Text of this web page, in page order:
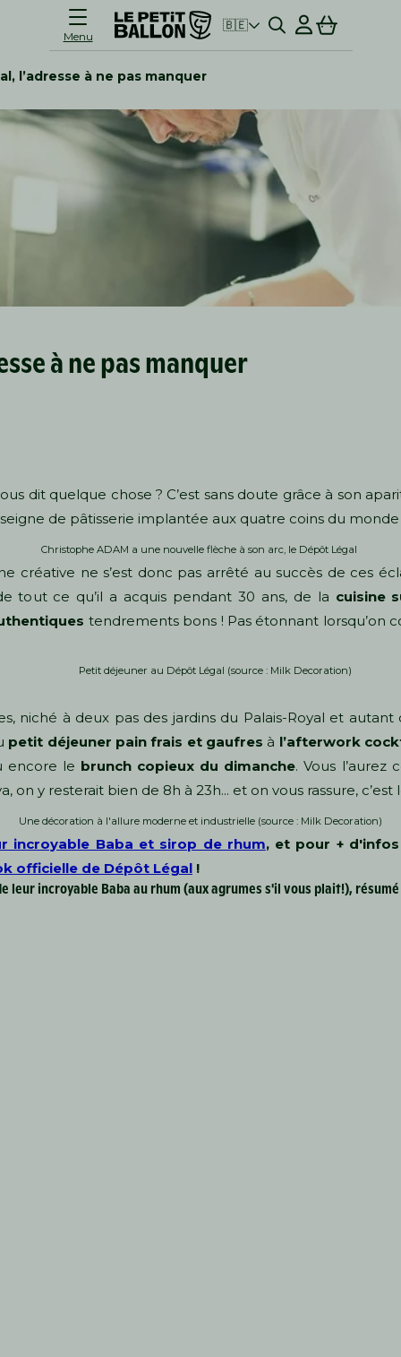
Menu
🇧🇪 Connexion
Panier
l’adresse à ne pas manquer
à ne pas manquer
dit quelque chose ? C’est sans doute grâce à son
de pâtisserie implantée aux quatre coins du monde
Christophe ADAM a une nouvelle flèche à son arc, le Dépôt Légal
créative ne s’est donc pas arrêté au succès de ces
tout ce qu’il a acquis pendant 30 ans, de la cuisine
tendrements bons ! Pas étonnant lorsqu’on
Petit déjeuner au Dépôt Légal (source : Milk Decoration)
niché à deux pas des jardins du Palais-Royal et
petit déjeuner pain frais et gaufres à l’afterwork
le brunch copieux du dimanche. Vous l’aurez
on y resterait bien de 8h à 23h... et on vous rassure, c’est
Une décoration à l'allure moderne et industrielle (source : Milk Decoration)
incroyable Baba et sirop de rhum, et pour +
officielle de Dépôt Légal !
leur incroyable Baba au rhum (aux agrumes s'il vous plait!),